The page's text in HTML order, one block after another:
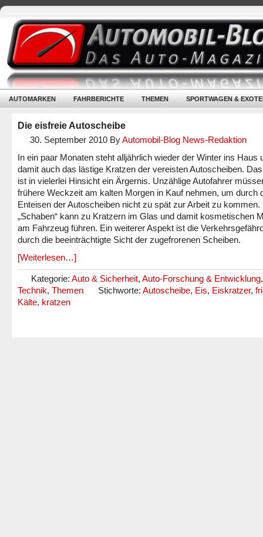
AUTOMARKEN FAHRBERICHTE THEMEN SPORTWAGEN &
Die eisfreie Autoscheibe
30. September 2010 ByAutomobil-Blog News-Redaktion
In ein paar Monaten steht alljährlich wieder der Winter ins Haus
damit auch das lästige Kratzen der vereisten Autoscheiben.
ist in vielerlei Hinsicht ein Ärgernis. Unzählige Autofahrer
frühere Weckzeit am kalten Morgen in Kauf nehmen, um durch
Enteisen der Autoscheiben nicht zu spät zur Arbeit zu kommen.
„Schaben“ kann zu Kratzern im Glas und damit kosmetischen
am Fahrzeug führen. Ein weiterer Aspekt ist die
durch die beeinträchtigte Sicht der zugefrorenen Scheiben.
[Weiterlesen…]
Kategorie: Auto & Sicherheit, Auto-Forschung & Entwicklung
Technik, Themen Stichworte: Autoscheibe, Eis, Eiskratzer,
Kälte, kratzen